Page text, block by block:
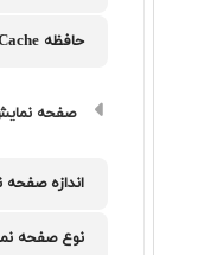
حافظه Cache
صفحه
اندازه
نوع صفحه